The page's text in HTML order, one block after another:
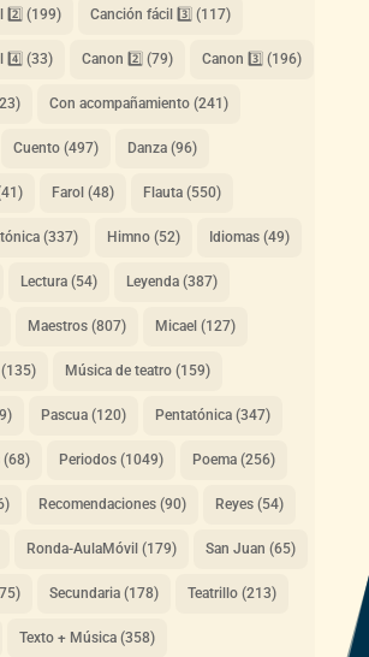
2️⃣ (199) Canción fácil 3️⃣ (117)
4️⃣ (33) Canon 2️⃣ (79) Canon 3️⃣ (196)
Con acompañamiento(241)
Cuento(497) Danza(96)
Farol (48) Flauta(550)
(337) Himno(52) Idiomas(49)
Lectura(54) Leyenda(387)
Maestros(807) Micael (127)
Música de teatro(159)
Pascua(120) Pentatónica(347)
(68) Periodos(1049) Poema(256)
Recomendaciones(90) Reyes(54)
Ronda-AulaMóvil (179) San Juan (65)
Secundaria(178) Teatrillo(213)
Texto + Música(358)